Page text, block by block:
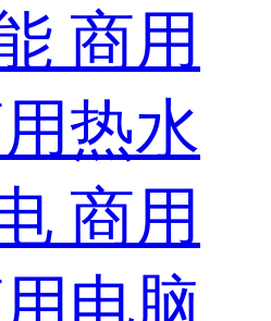
商用
热水
商用
电脑